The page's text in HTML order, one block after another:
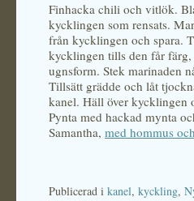
Finhacka chili och vitlök.
kycklingen som rensats.
från kycklingen och spara.
kycklingen tills den får
ugnsform. Stek marinaden
Tillsätt grädde och låt
kanel. Häll över kycklingen
Pynta med hackad mynta
Samantha, med hommus
Publicerad i kanel, kyckling,